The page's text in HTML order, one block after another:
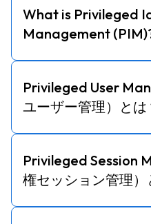
What is Privileged
Management
Privileged User
ユーザー管理）とは
Privileged Session
権セッション管理）